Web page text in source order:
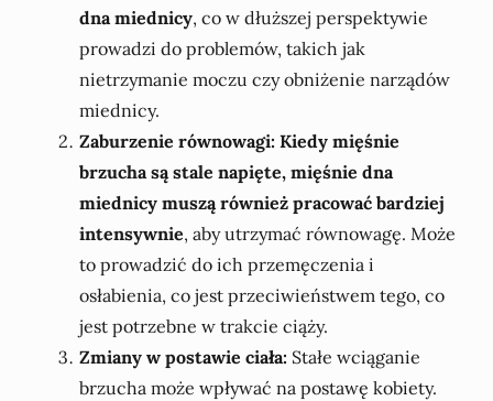
dna miednicy, co w dłuższej perspektywie
prowadzi do problemów, takich jak
nietrzymanie moczu czy obniżenie narządów
miednicy.
Zaburzenie równowagi: Kiedy mięśnie
brzucha są stale napięte, mięśnie dna
miednicy muszą również pracować bardziej
intensywnie, aby utrzymać równowagę. Może
to prowadzić do ich przemęczenia i
osłabienia, co jest przeciwieństwem tego, co
jest potrzebne w trakcie ciąży.
Zmiany w postawie ciała: Stałe wciąganie
brzucha może wpływać na postawę kobiety.